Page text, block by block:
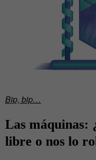
Bip, bip…
Las máquinas:
libre o nos lo